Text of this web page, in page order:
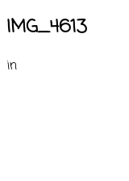
IMG_4613
in